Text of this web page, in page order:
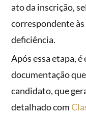
ato da inscrição,
correspondente às
deficiência.
Após essa etapa,
documentação
candidato, que
detalhado com